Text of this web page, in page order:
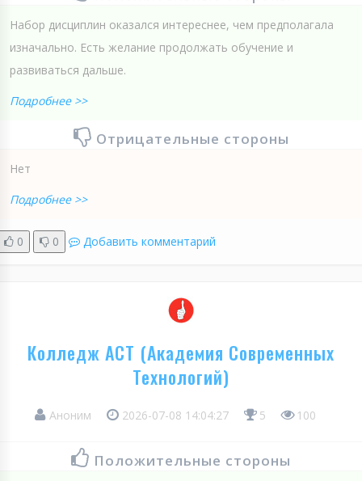
Набор дисциплин оказался интереснее, чем предполагала
изначально. Есть желание продолжать обучение и
развиваться дальше.
Подробнее >>
Отрицательные стороны
Нет
Подробнее >>
0 0 Добавить комментарий
Колледж АСТ (Академия Современных
Технологий)
Аноним 2026-07-08 14:04:27 5 100
Положительные стороны